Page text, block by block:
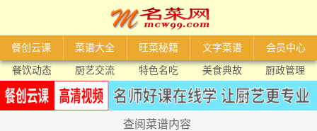
餐创云课 菜谱大全 旺菜秘籍 文字菜谱
会员中心
餐饮动态
厨艺交流 特色名吃 美食典故 厨政管理
查阅菜谱内容